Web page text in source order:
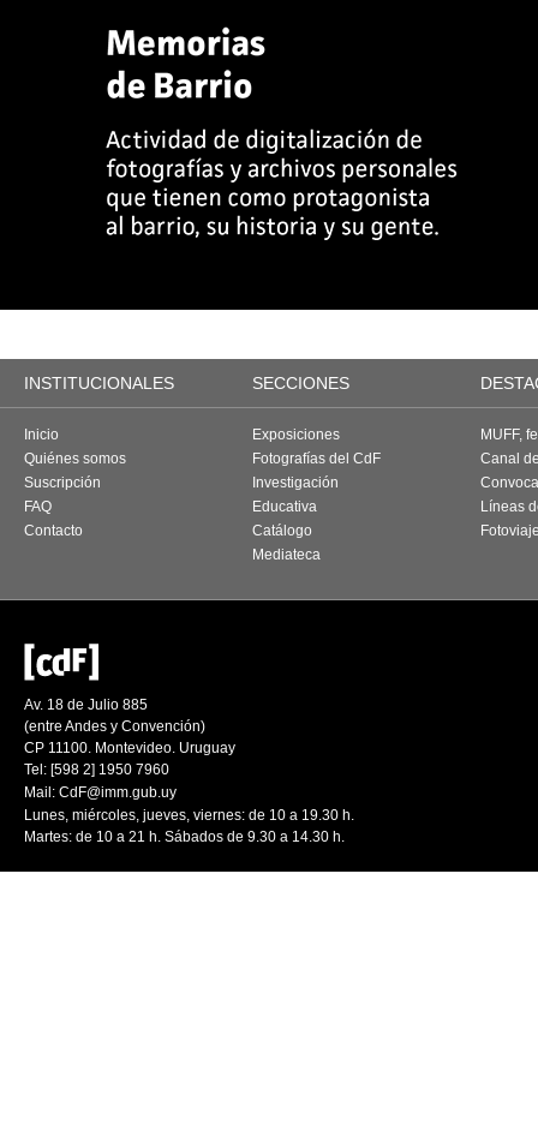
INSTITUCIONALES SECCIONES
Inicio
Quiénes somos
Suscripción
FAQ
Contacto
Exposiciones
Fotografías del CdF
Investigación
Educativa
Catálogo
Mediateca
MUFF,
Canal
Líneas
Av. 18 de Julio 885
(entre Andes y Convención)
CP 11100. Montevideo. Uruguay
Tel: [598 2] 1950 7960
Mail: CdF@imm.gub.uy
Lunes, miércoles, jueves, viernes: de 10 a 19.30 h.
Martes: de 10 a 21 h. Sábados de 9.30 a 14.30 h.